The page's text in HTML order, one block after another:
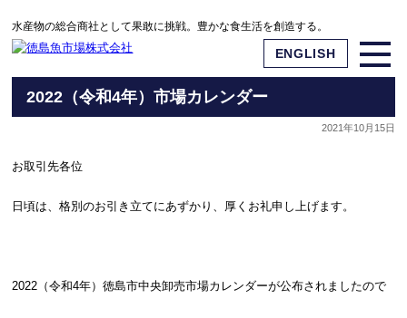
水産物の総合商社として果敢に挑戦。豊かな食生活を創造する。
ENGLISH
2022（令和4年）市場カレンダー
2021年10月15日
お取引先各位
日頃は、格別のお引き立てにあずかり、厚くお礼申し上げます。
2022（令和4年）徳島市中央卸売市場カレンダーが公布されましたので